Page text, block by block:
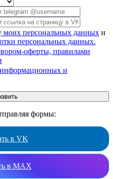
моих персональных данных и
персональных данных.
оферты, правилами
и
формы:
в VK
в MAX